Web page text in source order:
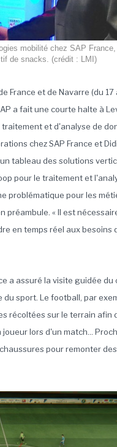
mobilité chez SAP
de snacks. (crédit : LMI)
France et de Navarre (du 17
a fait une courte halte à
et d'analyse de
chez SAP France et
tableau des solutions
pour le traitement et
problématique pour les
préambule. « Il est
en temps réel aux besoins
a assuré la visite guidée du
sport. Le football, par
récoltées sur le terrain afin
lors d'un match...
pour remonter